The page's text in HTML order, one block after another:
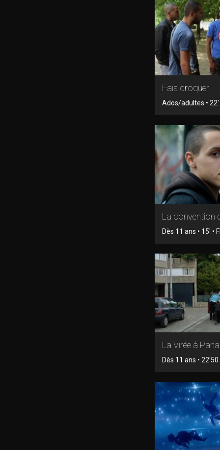
Fais croquer
Ados/adultes • 22'
La convention
Dès 11 ans • 15' •
La Virée à
Dès 11 ans • 22'50